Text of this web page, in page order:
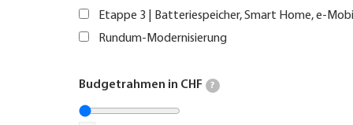
Etappe 3 | Batteriespeicher, Smart Home, e-
Rundum-Modernisierung
Budgetrahmen in CHF ?